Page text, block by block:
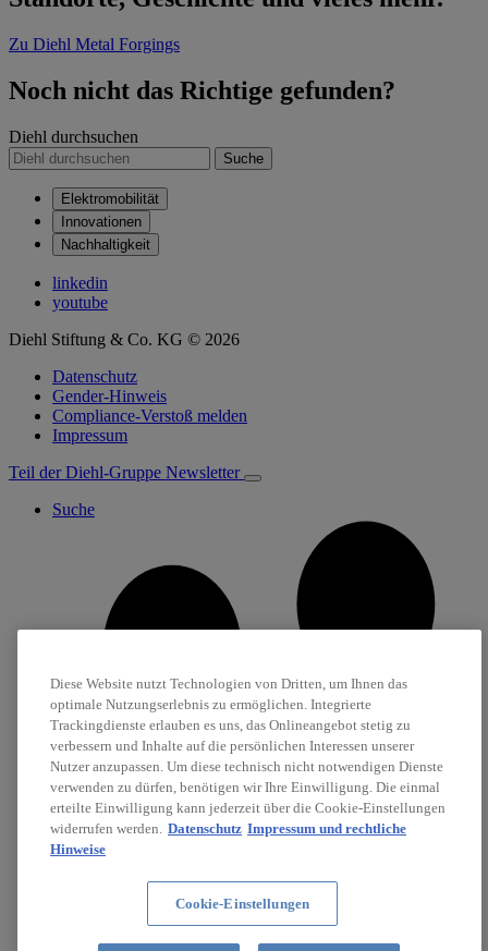
Zu Diehl Metal Forgings
Noch nicht das Richtige gefunden?
Diehl durchsuchen
Suche
Elektromobilität
Innovationen
Nachhaltigkeit
linkedin
youtube
Diehl Stiftung & Co. KG © 2026
Datenschutz
Gender-Hinweis
Compliance-Verstoß melden
Impressum
Teil der Diehl-Gruppe Newsletter
Suche
Diese Website nutzt Technologien von Dritten, um Ihnen das
optimale Nutzungserlebnis zu ermöglichen. Integrierte
Trackingdienste erlauben es uns, das Onlineangebot stetig zu
verbessern und Inhalte auf die persönlichen Interessen unserer
Nutzer anzupassen. Um diese technisch nicht notwendigen Dienste
verwenden zu dürfen, benötigen wir Ihre Einwilligung. Die einmal
erteilte Einwilligung kann jederzeit über die Cookie-Einstellungen
widerrufen werden. Datenschutz Impressum und rechtliche
Hinweise
Cookie-Einstellungen